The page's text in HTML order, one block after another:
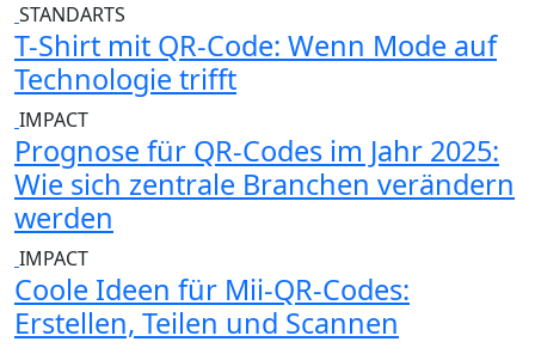
STANDARTS
T-Shirt mit QR-Code: Wenn Mode auf
Technologie trifft
IMPACT
Prognose für QR-Codes im Jahr 2025:
Wie sich zentrale Branchen verändern
werden
IMPACT
Coole Ideen für Mii-QR-Codes:
Erstellen, Teilen und Scannen